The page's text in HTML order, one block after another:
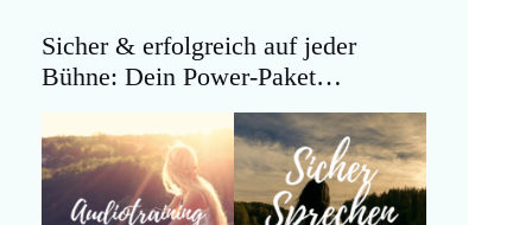
Sicher & erfolgreich auf jeder
Bühne: Dein Power-Paket…